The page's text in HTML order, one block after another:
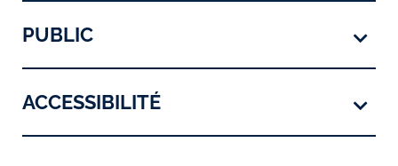
PUBLIC
ACCESSIBILITÉ